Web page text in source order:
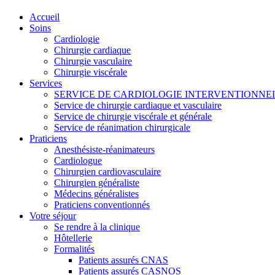
Accueil
Soins
Cardiologie
Chirurgie cardiaque
Chirurgie vasculaire
Chirurgie viscérale
Services
SERVICE DE CARDIOLOGIE
Service de chirurgie cardiaque et vasculaire
Service de chirurgie viscérale et générale
Service de réanimation chirurgicale
Praticiens
Anesthésiste-réanimateurs
Cardiologue
Chirurgien cardiovasculaire
Chirurgien généraliste
Médecins généralistes
Praticiens conventionnés
Votre séjour
Se rendre à la clinique
Hôtellerie
Formalités
Patients assurés CNAS
Patients assurés CASNOS